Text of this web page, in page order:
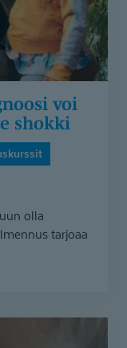
shokki
olla
tarjoaa